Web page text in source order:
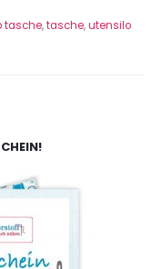
tasche,tasche,utensilo